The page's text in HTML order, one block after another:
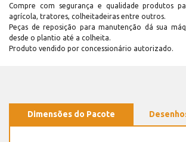
Compre com segurança e qualidade produtos
agrícola, tratores, colheitadeiras entre outros.
Peças de reposição para manutenção dá sua
desde o plantio até a colheita.
Produto vendido por concessionário autorizado.
Dimensões do Pacote